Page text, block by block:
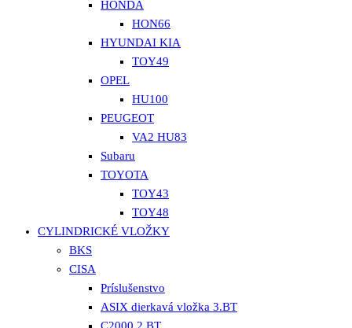
HONDA
HON66
HYUNDAI KIA
TOY49
OPEL
HU100
PEUGEOT
VA2 HU83
Subaru
TOYOTA
TOY43
TOY48
CYLINDRICKÉ VLOŽKY
BKS
CISA
Príslušenstvo
ASIX dierkavá vložka 3.BT